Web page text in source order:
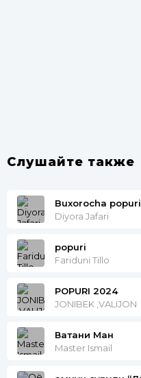
Слушайте также
Buxorocha popuri
Diyora Jafari
popuri
Fariduni Tillo
POPURI 2024
JONIBEK ,VALIJON
Ватани Ман
Master Ismail